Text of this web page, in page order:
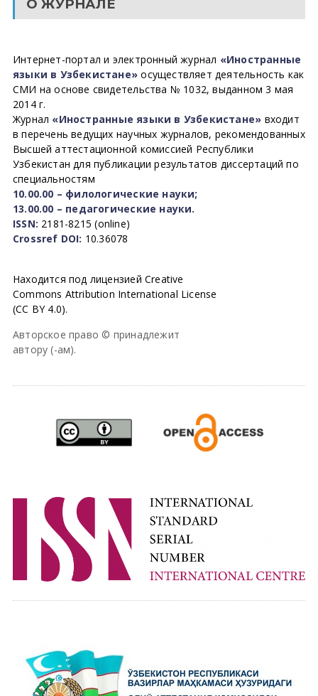
О ЖУРНАЛЕ
Интернет-портал и электронный журнал «Иностранные
языки в Узбекистане» осуществляет деятельность как
СМИ на основе свидетельства № 1032, выданном 3 мая
2014 г.
Журнал «Иностранные языки в Узбекистане» входит
в перечень ведущих научных журналов, рекомендованных
Высшей аттестационной комиссией Республики
Узбекистан для публикации результатов диссертаций по
специальностям
10.00.00 – филологические науки;
13.00.00 – педагогические науки.
ISSN: 2181-8215 (online)
Crossref DOI: 10.36078
Находится под лицензией Creative
Commons Attribution International License
(CC BY 4.0).
Авторское право © принадлежит
автору (-ам).